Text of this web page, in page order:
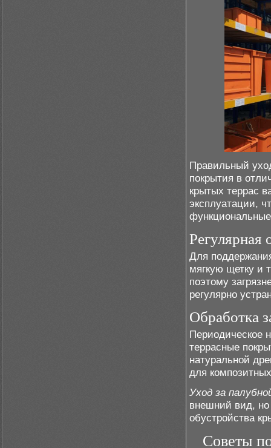
Правильный
покрытия в
крытых террас
эксплуатации,
Регулярная
Для
мягкую щетку и
поэтому
регулярно
Обработка
Периодическое
террасные
натуральной
для
Уход за
внешний вид, но
обустройства
Советы